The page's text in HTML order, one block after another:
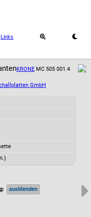
Links
KRONE MC 505 001.4
GmbH